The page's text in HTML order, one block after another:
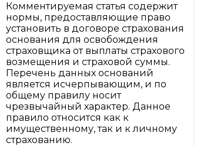
Комментируемая статья содержит
нормы, предоставляющие право
установить в договоре страхования
основания для освобождения
страховщика от выплаты страхового
возмещения и страховой суммы.
Перечень данных оснований
является исчерпывающим, и по
общему правилу носит
чрезвычайный характер. Данное
правило относится как к
имущественному, так и к личному
страхованию.